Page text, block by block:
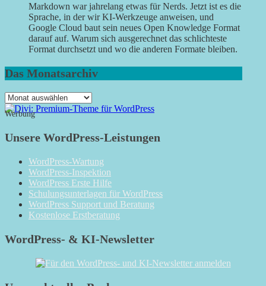
Markdown war jahrelang etwas für Nerds. Jetzt ist es die
Sprache, in der wir KI-Werkzeuge anweisen, und
Google Cloud baut sein neues Open Knowledge Format
darauf auf. Warum sich ausgerechnet das schlichteste
Format durchsetzt und wo die anderen Formate bleiben.
Das Monatsarchiv
Das
Monatsarchiv
Werbung
Unsere WordPress-Leistungen
WordPress-Wartung
WordPress-Inspektion
WordPress Erste Hilfe
Schulungsunterlagen für WordPress
WordPress Support und Beratung
Kostenlose Erstberatung
WordPress- & KI-Newsletter